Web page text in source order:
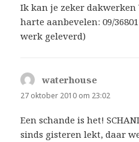
Ik kan je zeker dakwerken
harte aanbevelen: 09/
werk geleverd)
waterhouse
27 oktober 2010 om 23:02
Een schande is het!
sinds gisteren lekt, daar